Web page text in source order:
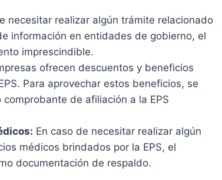
necesitar realizar algún trámite relacionado
información en entidades de gobierno, el
imprescindible.
ofrecen descuentos y beneficios
Para aprovechar estos beneficios, se
de afiliación a la EPS
En caso de necesitar realizar algún
médicos brindados por la EPS, el
documentación de respaldo.